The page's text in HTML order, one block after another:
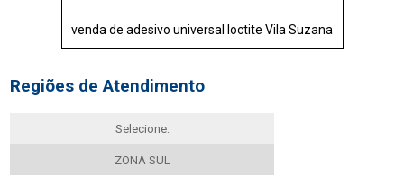
venda de adesivo universal loctite Vila Suzana
Regiões de Atendimento
Selecione:
ZONA SUL